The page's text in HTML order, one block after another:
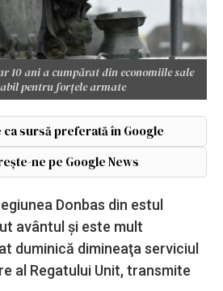
10 ani a cumpărat din economiile sale
pentru forțele armate
ca sursă preferată în Google
ne pe Google News
Donbas din estul
avântul şi este mult
duminică dimineaţa serviciul
al Regatului Unit, transmite